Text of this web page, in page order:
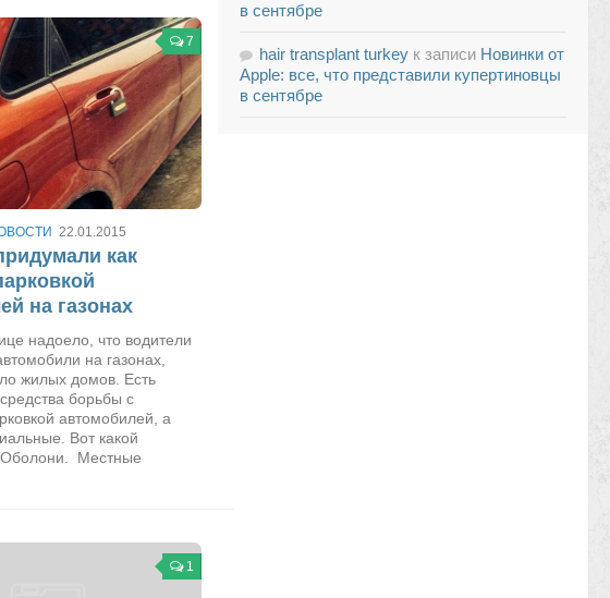
7
22.01.2015
как
на газонах
надоело, что водители
на газонах,
жилых домов. Есть
борьбы с
автомобилей, а
Вот какой
Местные
1
в сентябре
hair transplant turkey к записи Новинки от
Apple: все, что представили купертиновцы
в сентябре